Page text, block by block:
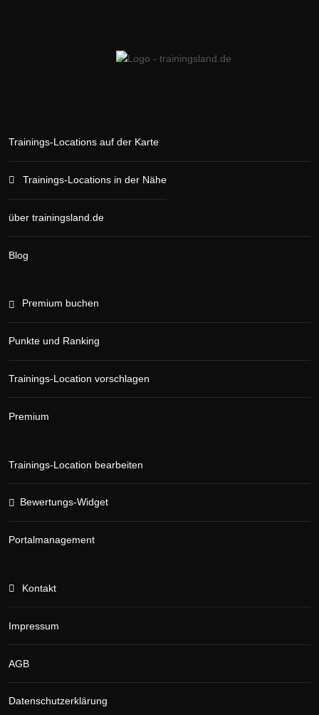
Trainings-Locations auf der Karte
Trainings-Locations in der Nähe
über trainingsland.de
Blog
Premium buchen
Punkte und Ranking
Trainings-Location vorschlagen
Premium
Trainings-Location bearbeiten
Bewertungs-Widget
Portalmanagement
Kontakt
Impressum
AGB
Datenschutzerklärung